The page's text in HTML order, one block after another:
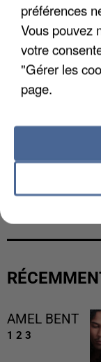
L’UN DES
AMEL BENT
1 2 3
préférences
Vous pouvez
votre
"Gérer les
page.